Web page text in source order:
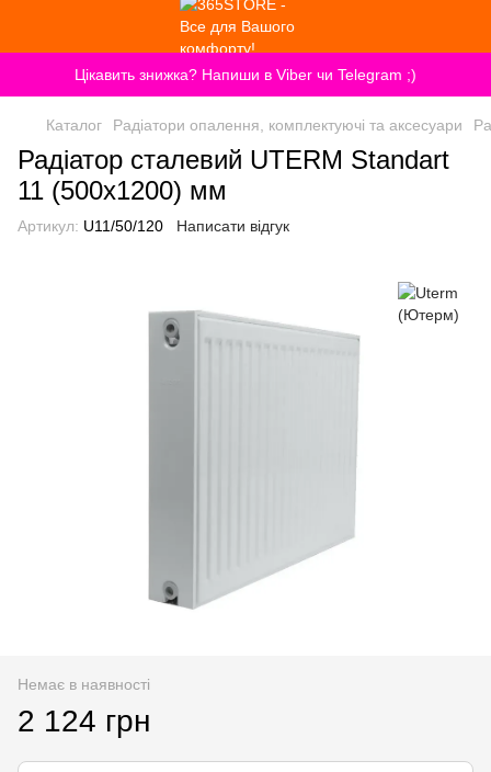
Цікавить знижка? Напиши в Viber чи Telegram ;)
Каталог Радіатори опалення, комплектуючі та аксесуари
Радіатор сталевий UTERM Standart
11 (500x1200) мм
Артикул: U11/50/120 Написати відгук
Немає в наявності
2 124 грн